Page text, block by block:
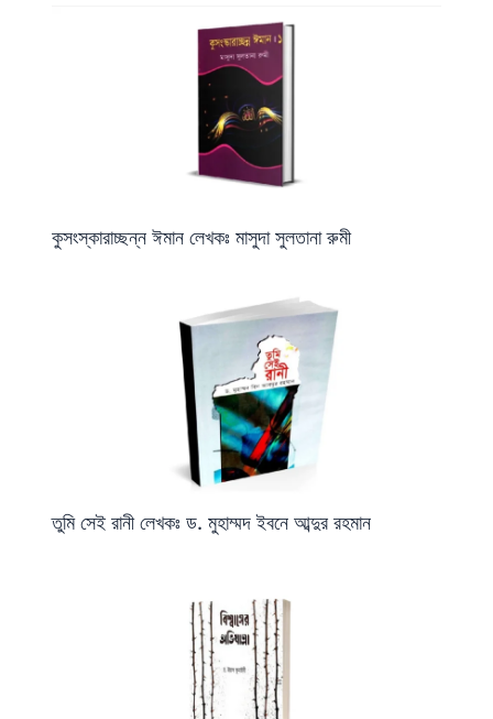
কুসংস্কারাচ্ছন্ন ঈমান লেখকঃ মাসুদা সুলতানা রুমী
তুমি সেই রানী লেখকঃ ড. মুহাম্মদ ইবনে আব্দুর রহমান